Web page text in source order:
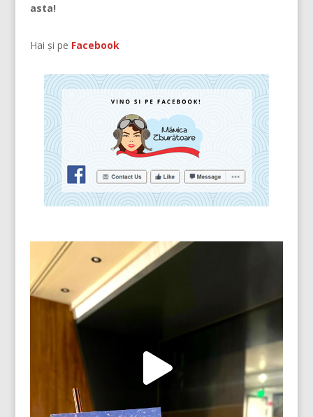
asta!
Hai și pe Facebook